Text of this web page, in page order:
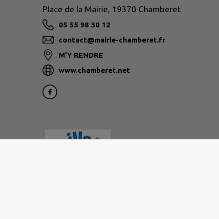
Place de la Mairie, 19370 Chamberet
05 55 98 30 12
contact@mairie-chamberet.fr
M'Y RENDRE
www.chamberet.net